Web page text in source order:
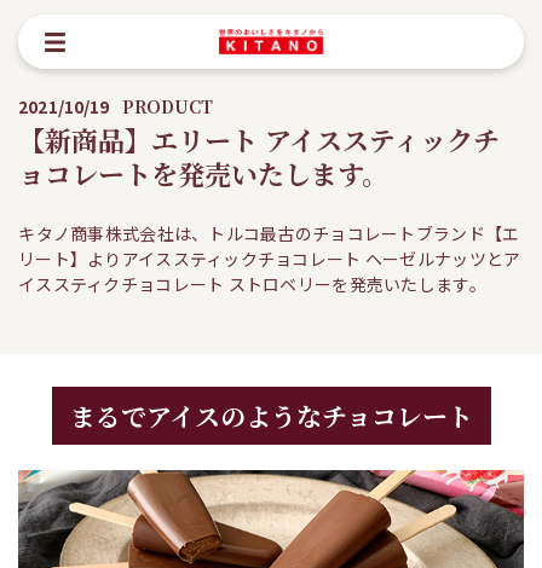
2021/10/19 PRODUCT
【新商品】エリート アイススティックチ
ョコレートを発売いたします。
キタノ商事株式会社は、トルコ最古のチョコレートブランド【エ
リート】よりアイススティックチョコレート ヘーゼルナッツとア
イススティクチョコレート ストロベリーを発売いたします。
まるでアイスのようなチョコレート